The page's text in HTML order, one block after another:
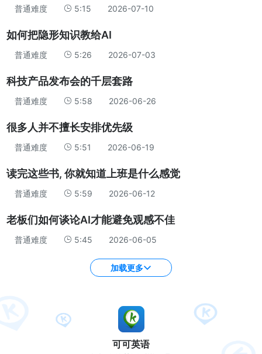
普通难度 5:15 2026-07-10
如何把隐形知识教给AI
普通难度 5:26 2026-07-03
科技产品发布会的千层套路
普通难度 5:58 2026-06-26
很多人并不擅长安排优先级
普通难度 5:51 2026-06-19
读完这些书, 你就知道上班是什么感觉
普通难度 5:59 2026-06-12
老板们如何谈论AI才能避免观感不佳
普通难度 5:45 2026-06-05
加载更多
可可英语